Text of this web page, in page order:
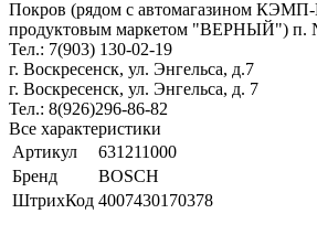
Покров (рядом с автомагазином
продуктовым маркетом "ВЕРНЫЙ") п.
Тел.: 7(903) 130-02-19
г. Воскресенск, ул. Энгельса, д.7
г. Воскресенск, ул. Энгельса, д. 7
Тел.: 8(926)296-86-82
Все характеристики
Артикул
631211000
Бренд
BOSCH
ШтрихКод 4007430170378